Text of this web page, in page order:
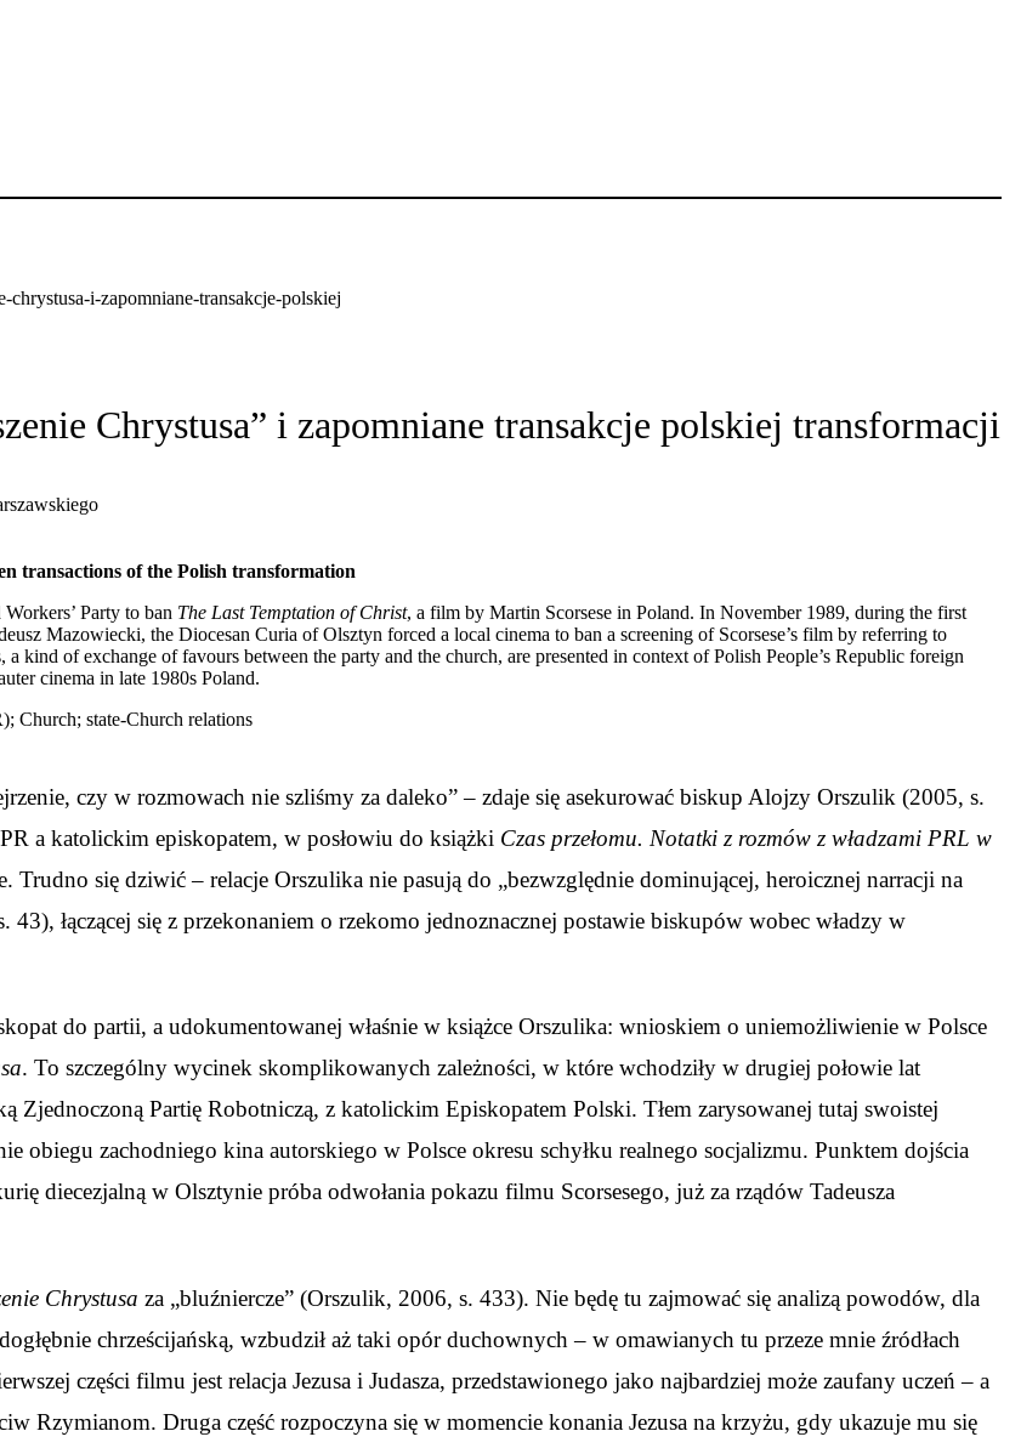
i-zapomniane-transakcje-polskiej
Chrystusa” i zapomniane transakcje polskiej transformacji
transactions of the Polish transformation
Party to ban The Last Temptation of Christ, a film by Martin Scorsese in Poland. In November 1989, during the first
Mazowiecki, the Diocesan Curia of Olsztyn forced a local cinema to ban a screening of Scorsese’s film by referring to
kind of exchange of favours between the party and the church, are presented in context of Polish People’s Republic foreign
cinema in late 1980s Poland.
Church; state-Church relations
czy w rozmowach nie szliśmy za daleko” – zdaje się asekurować biskup Alojzy Orszulik (2005, s.
a katolickim episkopatem, w posłowiu do książki Czas przełomu. Notatki z rozmów z władzami PRL w
Trudno się dziwić – relacje Orszulika nie pasują do „bezwzględnie dominującej, heroicznej narracji na
łączącej się z przekonaniem o rzekomo jednoznacznej postawie biskupów wobec władzy w
do partii, a udokumentowanej właśnie w książce Orszulika: wnioskiem o uniemożliwienie w Polsce
. To szczególny wycinek skomplikowanych zależności, w które wchodziły w drugiej połowie lat
Zjednoczoną Partię Robotniczą, z katolickim Episkopatem Polski. Tłem zarysowanej tutaj swoistej
obiegu zachodniego kina autorskiego w Polsce okresu schyłku realnego socjalizmu. Punktem dojścia
diecezjalną w Olsztynie próba odwołania pokazu filmu Scorsesego, już za rządów Tadeusza
Chrystusa za „bluźniercze” (Orszulik, 2006, s. 433). Nie będę tu zajmować się analizą powodów, dla
chrześcijańską, wzbudził aż taki opór duchownych – w omawianych tu przeze mnie źródłach
części filmu jest relacja Jezusa i Judasza, przedstawionego jako najbardziej może zaufany uczeń – a
Rzymianom. Druga część rozpoczyna się w momencie konania Jezusa na krzyżu, gdy ukazuje mu się